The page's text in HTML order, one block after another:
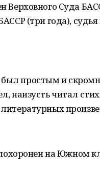
Верховного Суда
(три года),
простым и
наизусть читал
похоронен на Южном